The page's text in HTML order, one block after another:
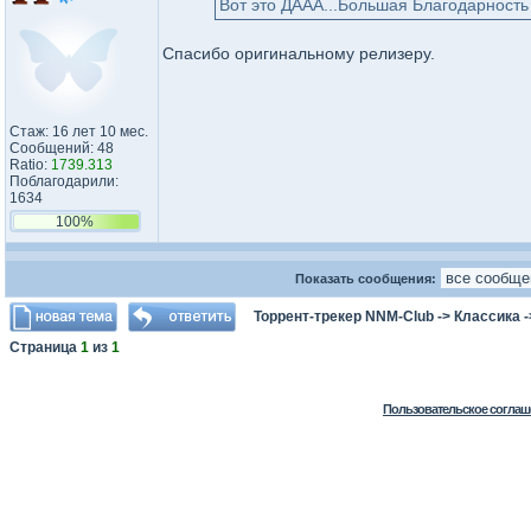
Стаж: 16 лет 10 мес.
Сообщений: 48
Ratio: 1739.313
Поблагодарили:
1634
100%
Вот это ДААА...Большая
Спасибо оригинальному релизеру.
Показать сообщения:
Торрент-трекер NNM-Club -> Классика
Страница 1 из 1
Пользовательское